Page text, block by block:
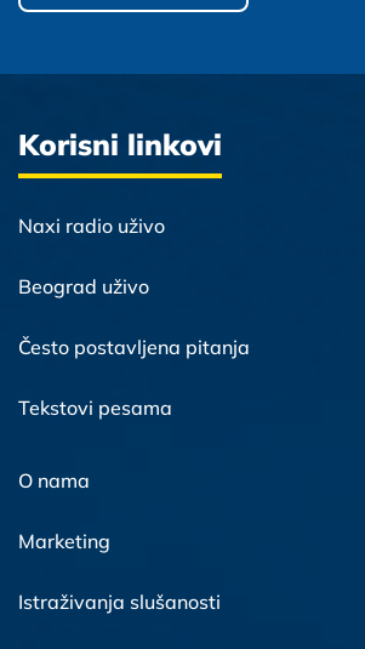
Korisni linkovi
Naxi radio uživo
Beograd uživo
Često postavljena pitanja
Tekstovi pesama
O nama
Marketing
Istraživanja slušanosti